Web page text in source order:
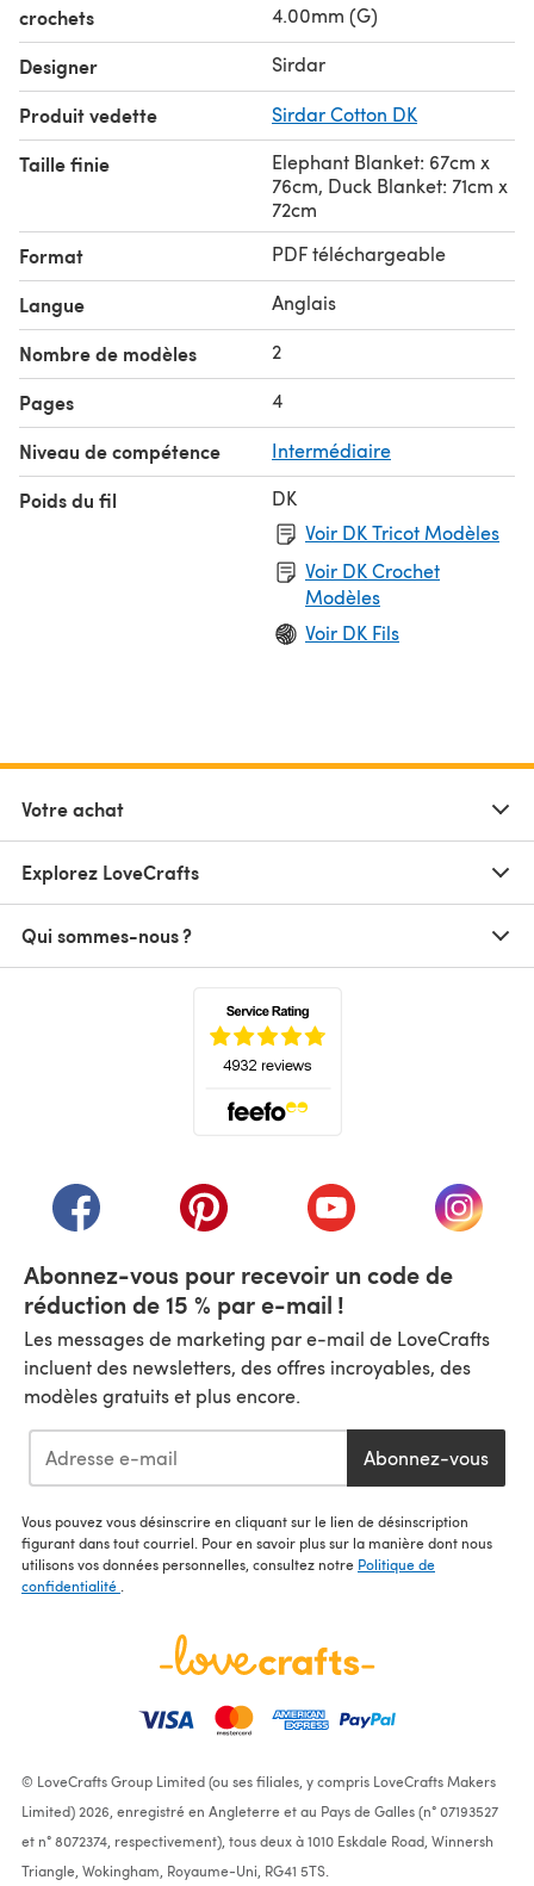
crochets 4.00mm (G)
Designer Sirdar
Produit vedette Sirdar Cotton DK
Taille finie
Elephant Blanket: 67cm x
76cm, Duck Blanket: 71cm x
72cm
Format PDF téléchargeable
Langue Anglais
Nombre de modèles 2
Pages 4
Niveau de compétence Intermédiaire
Poids du fil
DK
Voir DK Tricot Modèles
Voir DK Crochet
Modèles
Voir DK Fils
Votre achat
Explorez LoveCrafts
Qui sommes-nous ?
(s'ouvre dans un nouvel onglet)
(s'ouvre dans un nouvel onglet)
(s'ouvre dans un(s'ouvre
Abonnez-vous pour recevoir un code de
réduction de 15 % par e-mail !
Les messages de marketing par e-mail de LoveCrafts
incluent des newsletters, des offres incroyables, des
modèles gratuits et plus encore.
Abonnez-vous
Vous pouvez vous désinscrire en cliquant sur le lien de désinscription
figurant dans tout courriel. Pour en savoir plus sur la manière dont nous
utilisons vos données personnelles, consultez notre Politique de
confidentialité
© LoveCrafts Group Limited (ou ses filiales, y compris LoveCrafts Makers
Limited) 2026, enregistré en Angleterre et au Pays de Galles (n° 07193527
et n° 8072374, respectivement), tous deux à 1010 Eskdale Road, Winnersh
Triangle, Wokingham, Royaume-Uni, RG41 5TS.